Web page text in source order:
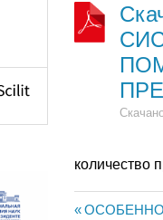
количество
Previous